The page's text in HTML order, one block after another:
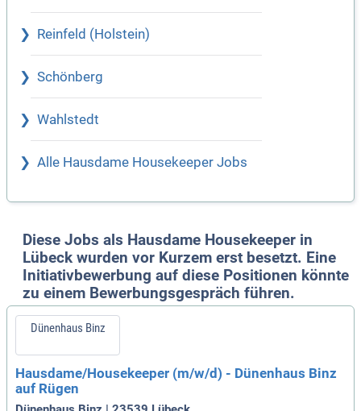
Reinfeld (Holstein)
Schönberg
Wahlstedt
Alle Hausdame Housekeeper Jobs
Diese Jobs als Hausdame Housekeeper in
Lübeck wurden vor Kurzem erst besetzt. Eine
Initiativbewerbung auf diese Positionen könnte
zu einem Bewerbungsgespräch führen.
Dünenhaus Binz
Hausdame/Housekeeper (m/w/d) - Dünenhaus Binz
auf Rügen